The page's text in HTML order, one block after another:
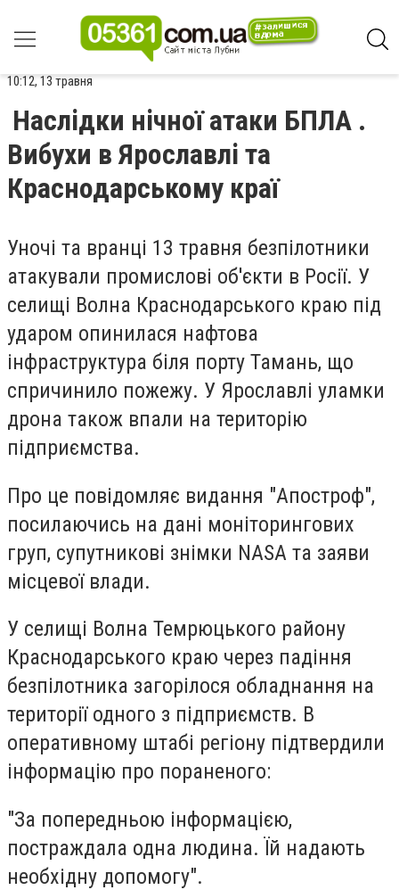
10:12, 13 травня
Наслідки нічної атаки БПЛА .
Вибухи в Ярославлі та
Краснодарському краї
Уночі та вранці 13 травня безпілотники
атакували промислові об'єкти в Росії. У
селищі Волна Краснодарського краю під
ударом опинилася нафтова
інфраструктура біля порту Тамань, що
спричинило пожежу. У Ярославлі уламки
дрона також впали на територію
підприємства.
Про це повідомляє видання "Апостроф",
посилаючись на дані моніторингових
груп, супутникові знімки NASA та заяви
місцевої влади.
У селищі Волна Темрюцького району
Краснодарського краю через падіння
безпілотника загорілося обладнання на
території одного з підприємств. В
оперативному штабі регіону підтвердили
інформацію про пораненого:
"За попередньою інформацією,
постраждала одна людина. Їй надають
необхідну допомогу".